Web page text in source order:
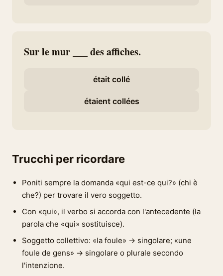
Sur le mur ___ des affiches.
était collé
étaient collées
Trucchi per ricordare
Poniti sempre la domanda «qui est-ce qui?» (chi è
che?) per trovare il vero soggetto.
Con «qui», il verbo si accorda con l'antecedente (la
parola che «qui» sostituisce).
Soggetto collettivo: «la foule» → singolare; «une
foule de gens» → singolare o plurale secondo
l'intenzione.